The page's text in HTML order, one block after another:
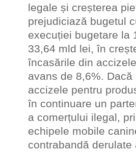
legale și creșterea
prejudiciază bugetul
execuției bugetare la
33,64 mld lei, în
încasările din
avans de 8,6%.
accizele pentru
în continuare un
a comerțului ilegal,
echipele mobile
contrabandă